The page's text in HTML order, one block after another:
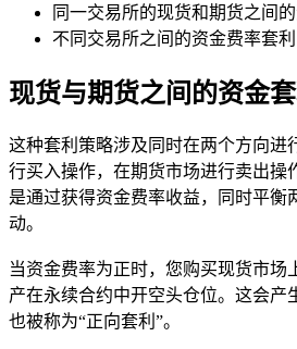
同一交易所的现货和期货之间的
不同交易所之间的资金费率套利
现货与期货之间的资金套
这种套利策略涉及同时在两个方向
行买入操作，在期货市场进行卖出
是通过获得资金费率收益，同时平衡
动。
当资金费率为正时，您购买现货市场
产在永续合约中开空头仓位。这会产
也被称为“正向套利”。